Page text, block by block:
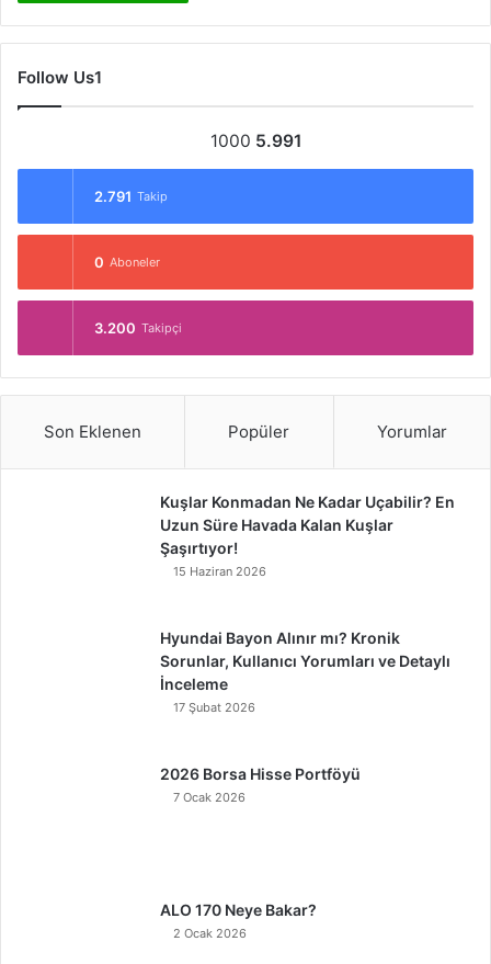
Follow Us1
1000 5.991
2.791 Takip
0 Aboneler
3.200 Takipçi
Son Eklenen Popüler Yorumlar
Kuşlar Konmadan Ne Kadar Uçabilir? En
Uzun Süre Havada Kalan Kuşlar
Şaşırtıyor!
15 Haziran 2026
Hyundai Bayon Alınır mı? Kronik
Sorunlar, Kullanıcı Yorumları ve Detaylı
İnceleme
17 Şubat 2026
2026 Borsa Hisse Portföyü
7 Ocak 2026
ALO 170 Neye Bakar?
2 Ocak 2026